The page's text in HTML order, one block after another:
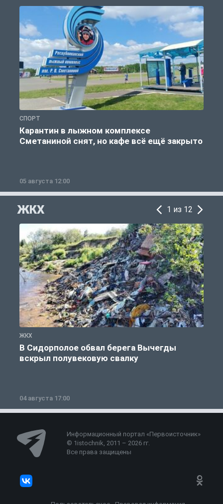
СПОРТ
Карантин в лыжном комплексе
Сметаниной снят, но кафе всё ещё закрыто
05 августа 12:00
ЖКХ 1 из 12
ЖКХ
В Сидорполое обвал берега Вычегды
вскрыл полувековую свалку
04 августа 17:00
Информационный портал «Первоисточник»
© 1istochnik, 2011 – 2026 гг.
Все права защищены